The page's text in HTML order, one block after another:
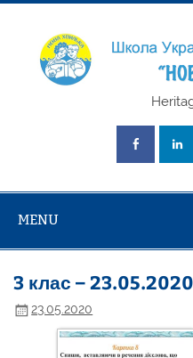
Skip
MENU
3 клас – 23.05.2020
23.05.2020